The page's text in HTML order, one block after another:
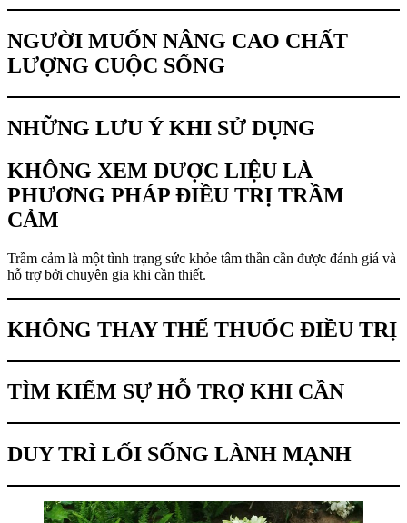
NGƯỜI MUỐN NÂNG CAO CHẤT
LƯỢNG CUỘC SỐNG
NHỮNG LƯU Ý KHI SỬ DỤNG
KHÔNG XEM DƯỢC LIỆU LÀ
PHƯƠNG PHÁP ĐIỀU TRỊ TRẦM
CẢM
Trầm cảm là một tình trạng sức khỏe tâm thần cần được đánh giá và
hỗ trợ bởi chuyên gia khi cần thiết.
KHÔNG THAY THẾ THUỐC ĐIỀU TRỊ
TÌM KIẾM SỰ HỖ TRỢ KHI CẦN
DUY TRÌ LỐI SỐNG LÀNH MẠNH